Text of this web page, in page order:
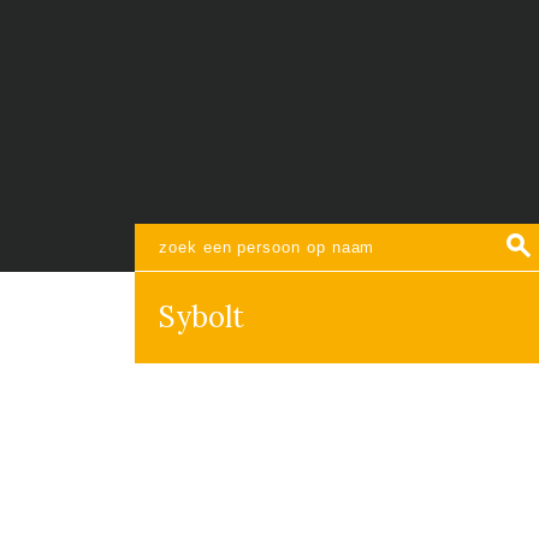
Sybolt